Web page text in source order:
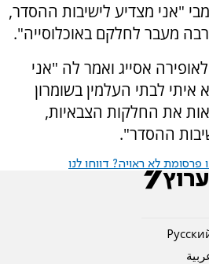
"אני מצדיע לישיבות ההסדר,
מעבר לחלקם באוכלוסייה".
אסייג ואמר לה "אני
איתי לבתי העלמין בשומרון
את החלקות הצבאיות,
ההסדר".
לא ראויה? דווחו לנו